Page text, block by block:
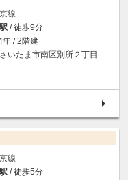
線
/ 徒歩9分
年 / 2階建
いたま市南区別所２丁目
線
/ 徒歩5分